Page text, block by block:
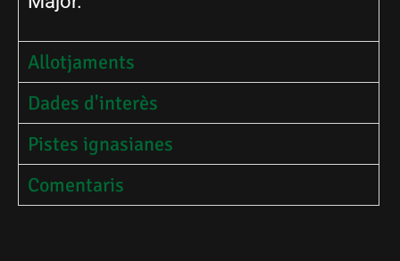
Allotjaments
Dades d'interès
Pistes ignasianes
Comentaris